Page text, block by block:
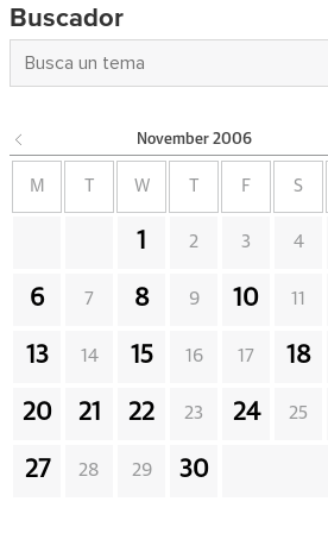
Buscador
November 2006
M W F S
1 2 3 4
6 7 8 9 10 11
13 14 15 16 17 18
20 21 22 23 24 25
27 28 29 30